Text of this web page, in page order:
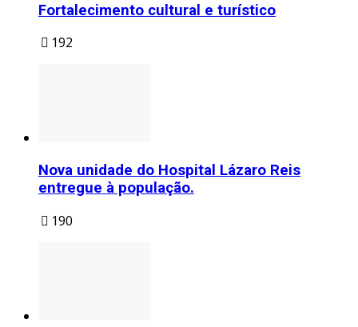
Fortalecimento cultural e turístico
192
Nova unidade do Hospital Lázaro Reis
entregue à população.
190